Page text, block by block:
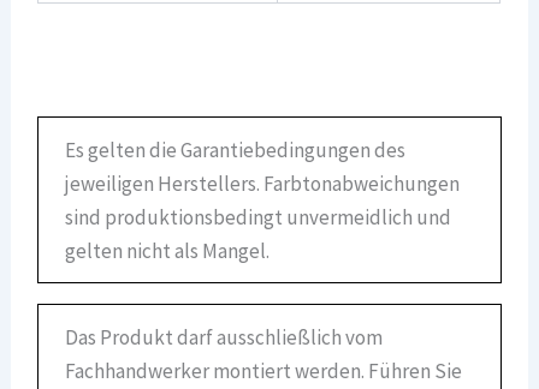
Es gelten die Garantiebedingungen des
jeweiligen Herstellers. Farbtonabweichungen
sind produktionsbedingt unvermeidlich und
gelten nicht als Mangel.
Das Produkt darf ausschließlich vom
Fachhandwerker montiert werden. Führen Sie